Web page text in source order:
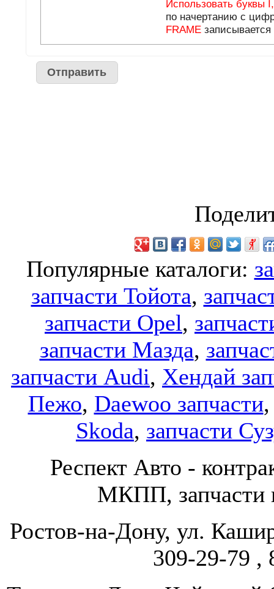
Популярные каталоги:
запчасти Тойота,
запчасти Opel,
запчасти Мазда,
запчасти Audi, Хендай
Пежо, Daewoo запчасти
Skoda, запчасти
Респект Авто -
МКПП, запчасти
Ростов-на-Дону, ул.
309-29-79 ,